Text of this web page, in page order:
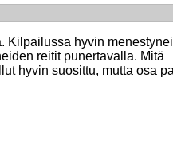
Kilpailussa hyvin
reitit punertavalla. Mitä
hyvin suosittu, mutta osa